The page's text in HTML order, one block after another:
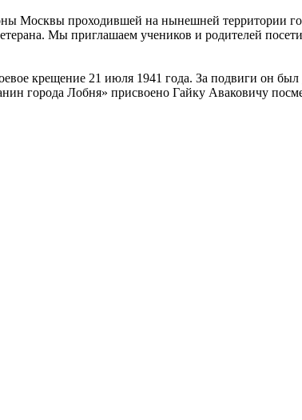
Москвы проходившей на нынешней территории
Мы приглашаем учеников и родителей
крещение 21 июля 1941 года. За подвиги он был
города Лобня» присвоено Гайку Аваковичу